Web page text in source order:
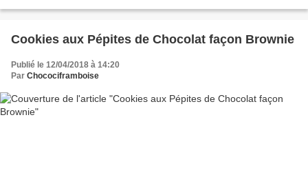
Cookies aux Pépites de Chocolat façon Brownie
Publié le 12/04/2018 à 14:20
Par Chocociframboise